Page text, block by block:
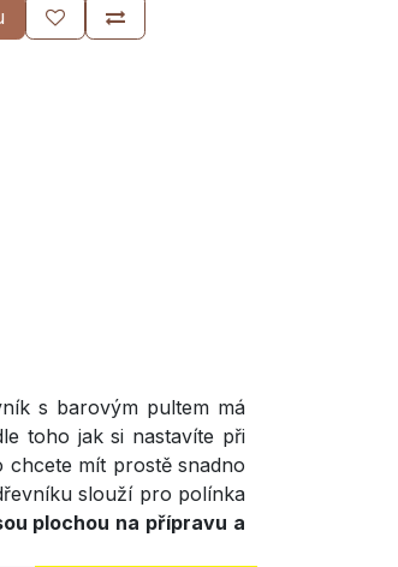
s barovým pultem má
toho jak si nastavíte při
mít prostě snadno
slouží pro polínka
plochou na přípravu a